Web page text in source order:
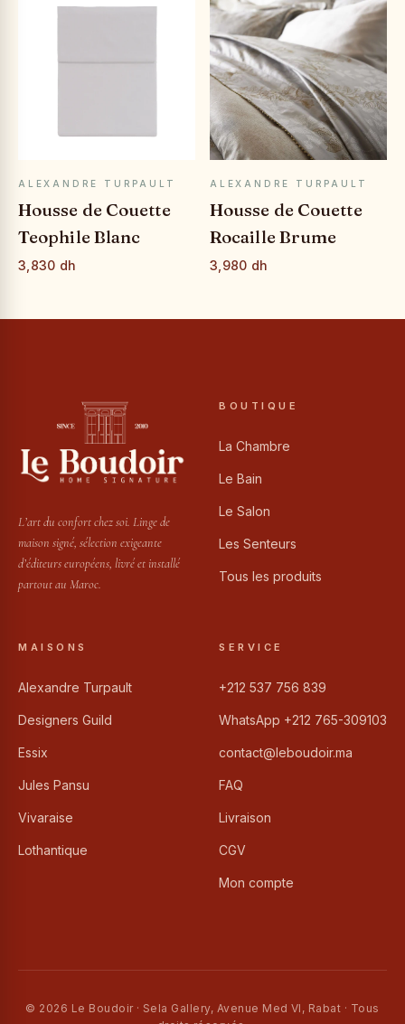
APERÇU RAPIDE
ALEXANDRE TURPAULT
Housse de Couette
Teophile Blanc
3,830 dh
APERÇU RAPIDE
ALEXANDRE TURPAULT
Housse de Couette
Rocaille Brume
3,980 dh
L’art du confort chez soi. Linge de
maison signé, sélection exigeante
d’éditeurs européens, livré et installé
partout au Maroc.
BOUTIQUE
La Chambre
Le Bain
Le Salon
Les Senteurs
Tous les produits
MAISONS
Alexandre Turpault
Designers Guild
Essix
Jules Pansu
Vivaraise
Lothantique
SERVICE
+212 537 756 839
WhatsApp +212 765-309103
contact@leboudoir.ma
FAQ
Livraison
CGV
Mon compte
© 2026 Le Boudoir · Sela Gallery, Avenue Med VI, Rabat · Tous